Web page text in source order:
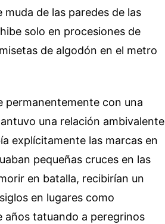
de las paredes de las
solo en procesiones de
de algodón en el metro
permanentemente con una
una relación ambivalente
explícitamente las marcas en
pequeñas cruces en las
en batalla, recibirían un
en lugares como
años tatuando a peregrinos